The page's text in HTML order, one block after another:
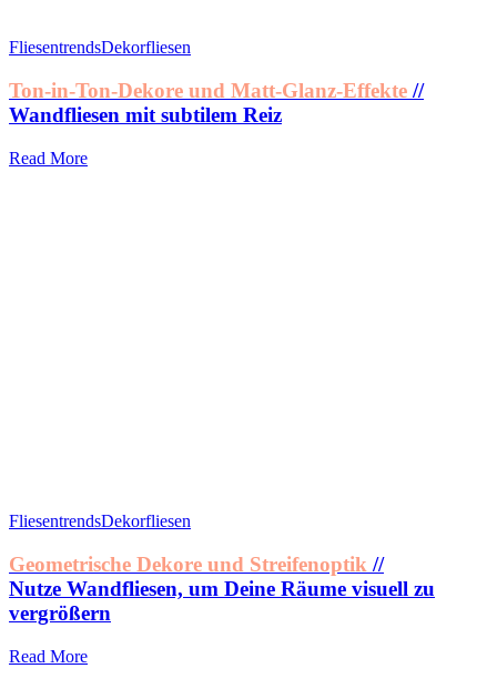
FliesentrendsDekorfliesen
Ton-in-Ton-Dekore und Matt-Glanz-Effekte //
Wandfliesen mit subtilem Reiz
Read More
FliesentrendsDekorfliesen
Geometrische Dekore und Streifenoptik //
Nutze Wandfliesen, um Deine Räume visuell zu
vergrößern
Read More